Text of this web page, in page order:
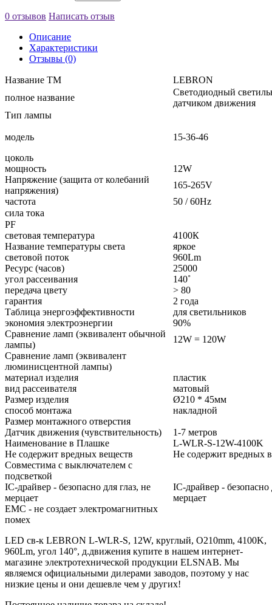
0 отзывов Написать отзыв
Описание
Характеристики
Отзывы (0)
Название ТМ
LEBRON
полное название
Светодиодный
датчиком движения
Тип лампы
модель
15-36-46
цоколь
мощность
12W
Напряжение (защита от колебаний
напряжения)
165-265V
частота
50 / 60Hz
сила тока
PF
световая температура
4100К
Название температуры света
яркое
световой поток
960Lm
Ресурс (часов)
25000
угол рассеивания
140˚
передача цвету
> 80
гарантия
2 года
Таблица энергоэффективности
для светильников
экономия электроэнергии
90%
Сравнение ламп (эквивалент обычной
лампы)
12W = 120W
Сравнение ламп (эквивалент
люминисцентной лампы)
материал изделия
пластик
вид рассеивателя
матовый
Размер изделия
Ø210 * 45мм
способ монтажа
накладной
Размер монтажного отверстия
Датчик движения (чувствительность)
1-7 метров
Наименование в Плашке
L-WLR-S-12W-4100K
Не содержит вредных веществ
Не содержит вредных
Совместима с выключателем с
подсветкой
IC-драйвер - безопасно для глаз, не
мерцает
IC-драйвер - безопасно
мерцает
EMC - не создает электромагнитных
помех
LED св-к LEBRON L-WLR-S, 12W, круглый, O210mm, 4100K,
960Lm, угол 140°, д.движения купите в нашем интернет-
магазине электротехнической продукции ELSNAB. Мы
являемся официальными дилерами заводов, поэтому у нас
низкие цены и они дешевле чем у других!